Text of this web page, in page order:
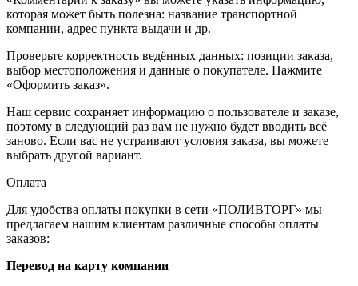
которая может быть полезна: название транспортной
компании, адрес пункта выдачи и др.
Проверьте корректность ведённых данных: позиции заказа,
выбор местоположения и данные о покупателе. Нажмите
«Оформить заказ».
Наш сервис сохраняет информацию о пользователе и заказе,
поэтому в следующий раз вам не нужно будет вводить всё
заново. Если вас не устраивают условия заказа, вы можете
выбрать другой вариант.
Оплата
Для удобства оплаты покупки в сети «ПОЛИВТОРГ» мы
предлагаем нашим клиентам различные способы оплаты
заказов:
Перевод на карту компании